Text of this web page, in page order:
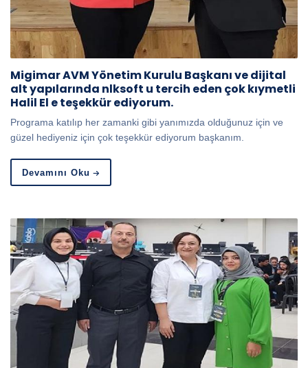
Migimar AVM Yönetim Kurulu Başkanı ve dijital
alt yapılarında nlksoft u tercih eden çok kıymetli
Halil El e teşekkür ediyorum.
Programa katılıp her zamanki gibi yanımızda olduğunuz için ve
güzel hediyeniz için çok teşekkür ediyorum başkanım.
Devamını Oku